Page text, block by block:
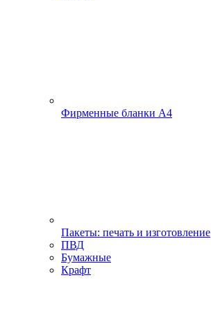
Фирменные бланки А4
Пакеты: печать и изготовление
ПВД
Бумажные
Крафт